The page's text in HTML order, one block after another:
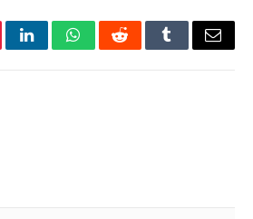
LinkedInWhatsAppRedditTumblrEmail